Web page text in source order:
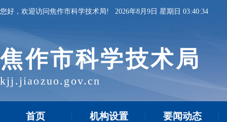
您好，欢迎访问焦作市科学技术局! 2026年8月9日 星期日 03:40:35
焦作市科学技术局
kjj.jiaozuo.gov.cn
首页 机构设置 要闻动态